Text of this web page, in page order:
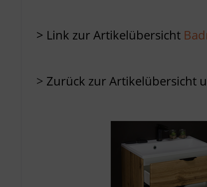
> Link zur Artikelübersicht
> Zurück zur Artikelübersicht